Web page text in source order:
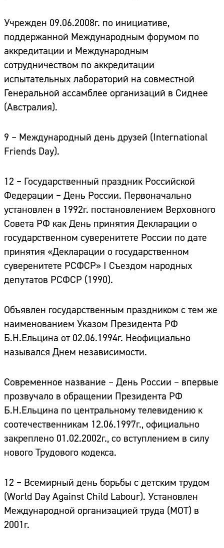
Учрежден 09.06.2008г. по инициативе,
поддержанной Международным форумом по
аккредитации и Международным
сотрудничеством по аккредитации
испытательных лабораторий на совместной
Генеральной ассамблее организаций в Сиднее
(Австралия).
9 – Международный день друзей (International
Friends Day).
12 – Государственный праздник Российской
Федерации – День России. Первоначально
установлен в 1992г. постановлением Верховного
Совета РФ как День принятия Декларации о
государственном суверенитете России по дате
принятия «Декларации о государственном
суверенитете РСФСР» I Съездом народных
депутатов РСФСР (1990).
Объявлен государственным праздником с тем же
наименованием Указом Президента РФ
Б.Н.Ельцина от 02.06.1994г. Неофициально
назывался Днем независимости.
Современное название – День России – впервые
прозвучало в обращении Президента РФ
Б.Н.Ельцина по центральному телевидению к
соотечественникам 12.06.1997г., официально
закреплено 01.02.2002г., со вступлением в силу
нового Трудового кодекса.
12 – Всемирный день борьбы с детским трудом
(World Day Against Child Labour). Установлен
Международной организацией труда (МОТ) в
2001г.